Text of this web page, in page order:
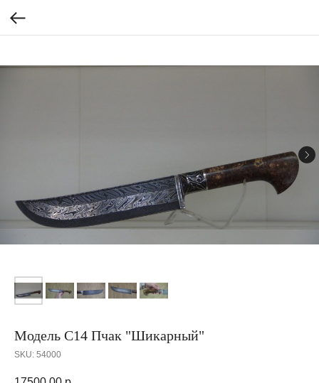
Модель С14 Пчак "Шикарный"
SKU: 54000